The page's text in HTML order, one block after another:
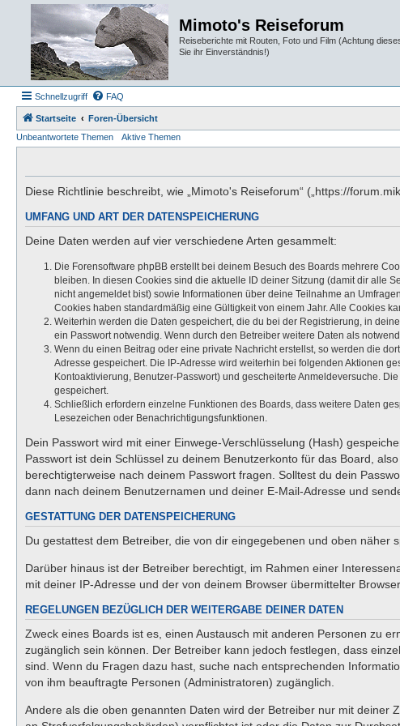
Mimoto's Reiseforum
Reiseberichte mit Routen, Foto und Film (Achtung
Sie ihr Einverständnis!)
Schnellzugriff FAQ
Startseite
Foren-Übersicht
Unbeantwortete Themen
Aktive Themen
Diese Richtlinie beschreibt, wie „Mimoto's Reiseforum“ („https://
UMFANG UND ART DER DATENSPEICHERUNG
Deine Daten werden auf vier verschiedene Arten gesammelt:
Die Forensoftware phpBB erstellt bei deinem Besuch des Boards mehrere
bleiben. In diesen Cookies sind die aktuelle ID deiner Sitzung (damit dir alle
nicht angemeldet bist) sowie Informationen über deine Teilnahme an
Cookies haben standardmäßig eine Gültigkeit von einem Jahr. Alle Cookies
Weiterhin werden die Daten gespeichert, die du bei der Registrierung, in
ein Passwort notwendig. Wenn durch den Betreiber weitere Daten als
Wenn du einen Beitrag oder eine private Nachricht erstellst, so werden die
Adresse gespeichert. Die IP-Adresse wird weiterhin bei folgenden Aktionen
Kontoaktivierung, Benutzer-Passwort) und gescheiterte Anmeldeversuche.
gespeichert.
Schließlich erfordern einzelne Funktionen des Boards, dass weitere Daten
Lesezeichen oder Benachrichtigungsfunktionen.
Dein Passwort wird mit einer Einwege-Verschlüsselung (Hash)
Passwort ist dein Schlüssel zu deinem Benutzerkonto für das Board,
berechtigterweise nach deinem Passwort fragen. Solltest du dein
dann nach deinem Benutzernamen und deiner E-Mail-Adresse und
GESTATTUNG DER DATENSPEICHERUNG
Du gestattest dem Betreiber, die von dir eingegebenen und oben näher
Darüber hinaus ist der Betreiber berechtigt, im Rahmen einer
mit deiner IP-Adresse und der von deinem Browser übermittelter
REGELUNGEN BEZÜGLICH DER WEITERGABE DEINER DATEN
Zweck eines Boards ist es, einen Austausch mit anderen Personen zu
zugänglich sein können. Der Betreiber kann jedoch festlegen, dass
sind. Wenn du Fragen dazu hast, suche nach entsprechenden
von ihm beauftragte Personen (Administratoren) zugänglich.
Andere als die oben genannten Daten wird der Betreiber nur mit deiner